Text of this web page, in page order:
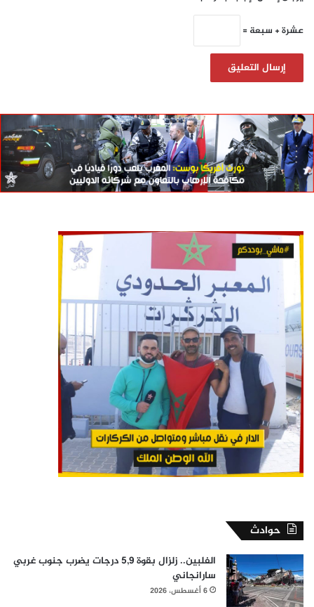
عشرة + سبعة =
حوادث
الفلبين.. زلزال بقوة 5,9 درجات يضرب جنوب غربي
سارانجاني
6 أغسطس، 2026